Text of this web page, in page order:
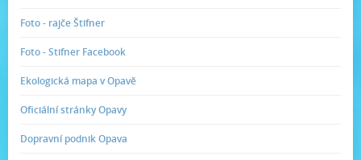
Foto - rajče Štifner
Foto - Stifner Facebook
Ekologická mapa v Opavě
Oficiální stránky Opavy
Dopravní podnik Opava